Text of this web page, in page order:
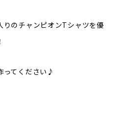
りのチャンピオンTシャツを優
ってください♪